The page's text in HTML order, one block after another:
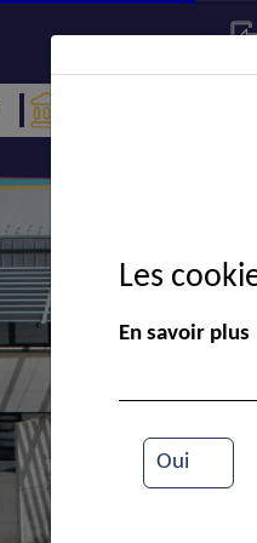
Les
En savoir plus
Oui